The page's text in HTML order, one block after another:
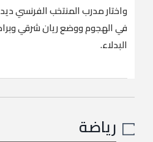
و⁠اختار مدرب المنتخب الفرنسي
في الهجوم ووضع ريان شرقي
⁠البدلاء.
رياضة